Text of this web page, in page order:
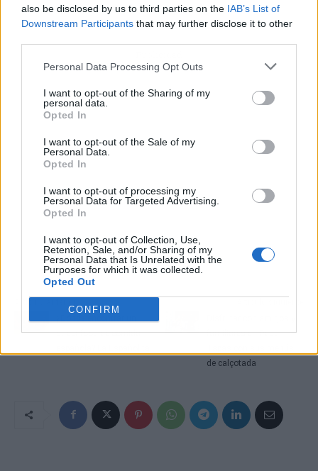
also be disclosed by us to third parties on the IAB’s List of
Downstream Participants that may further disclose it to other
Personal Data Processing Opt Outs
I want to opt-out of the Sharing of my
personal data.
Opted In
I want to opt-out of the Sale of my
Personal Data.
Opted In
I want to opt-out of processing my
Personal Data for Targeted Advertising.
Opted In
I want to opt-out of Collection, Use,
Retention, Sale, and/or Sharing of my
Personal Data that Is Unrelated with the
Purposes for which it was collected.
Opted Out
CONFIRM
Artículo anterior
street food de comida
familiares en Pasa
de calçotada